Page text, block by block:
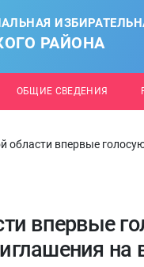
РАЙОНА
ОБЩИЕ СВЕДЕНИЯ
области впервые
впервые